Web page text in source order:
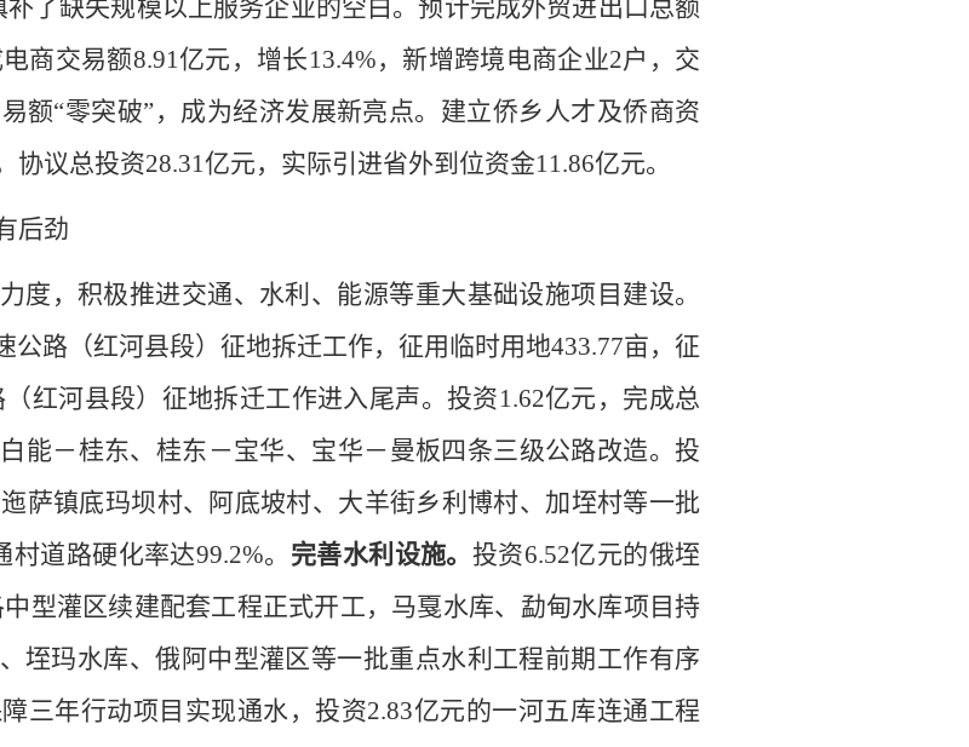
补了缺失规模以上服务企业的空白。预计完成外贸进出口总额
商交易额8.91亿元，增长1 3.4%， 新增跨境电商企业2户， 交
额“零突破”，成为经济发展新亮点。建立侨乡人才及侨商资
协议总投资28.31亿元，实际引进省外到位资金11.86亿元。
后劲
度，积极推进交通、水利、能源等重大基础设施项目建设。
公路（红河县段）征地拆迁工作， 征用 临时用地433.77亩，征
红河县段）征地拆迁工作进入尾声。投资1.62亿元 ， 完成总
能－桂东、 桂东－宝华、 宝华－曼板四条三级公路改造。投
迤萨镇底玛坝村、阿底坡村、 大羊街乡利博村、 加垤村等一批
村道路硬化率达99.2%。 完善水利设施。 投资6.52亿元的俄垤
中型灌区续建配套工程正式开工，马戛水库、 勐甸水库项目持
垤玛水库、俄阿中型灌区等一批重点水利工程前期工作有序
三年行动项目 实现通水，投资2.83亿元的一河五库连通工程